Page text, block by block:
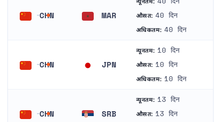
CHN MAR
न्यूनतम:
औसत: 40 दिन
अधिकतम: 40 दिन
CHN JPN
न्यूनतम: 10 दिन
औसत: 10 दिन
अधिकतम: 10 दिन
CHN SRB
न्यूनतम: 13 दिन
औसत: 13 दिन